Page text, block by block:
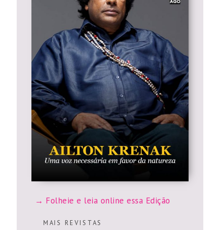
Folheie e leia online essa Edição
M A I S R E V I S T A S